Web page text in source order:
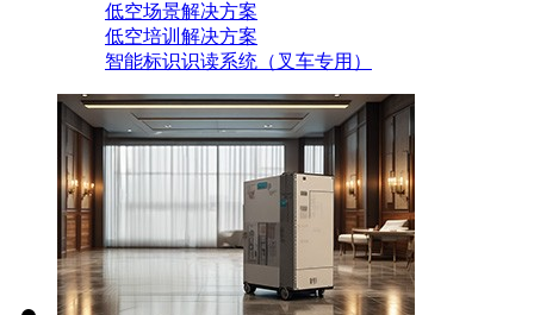
低空场景解决方案
低空培训解决方案
智能标识识读系统（叉车专用）